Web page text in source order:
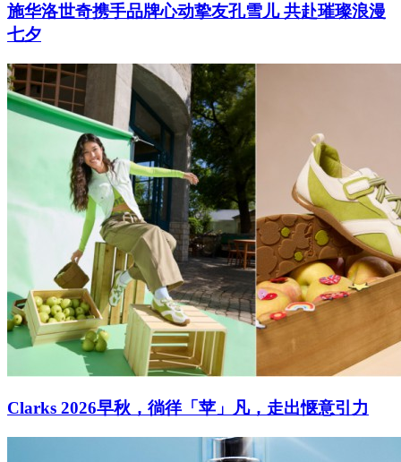
施华洛世奇携手品牌心动挚友孔雪儿 共赴璀璨浪漫
七夕
Clarks 2026早秋，徜徉「苹」凡，走出惬意引力